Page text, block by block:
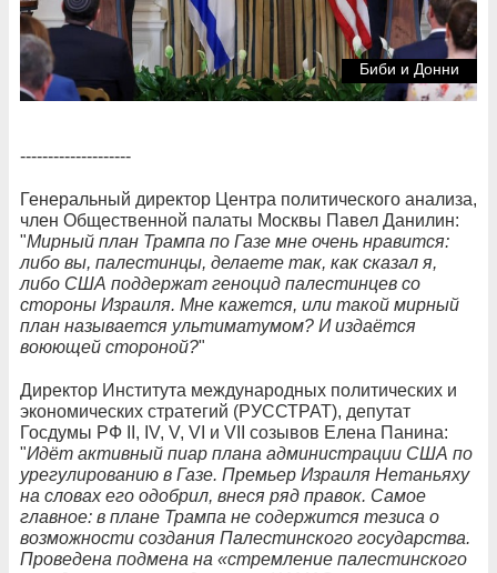
Биби и Донни
--------------------
Генеральный директор Центра политического анализа,
член Общественной палаты Москвы Павел Данилин:
"Мирный план Трампа по Газе мне очень нравится:
либо вы, палестинцы, делаете так, как сказал я,
либо США поддержат геноцид палестинцев со
стороны Израиля. Мне кажется, или такой мирный
план называется ультиматумом? И издаётся
воюющей стороной?"
Директор Института международных политических и
экономических стратегий (РУССТРАТ), депутат
Госдумы РФ II, IV, V, VI и VII созывов Елена Панина:
"Идёт активный пиар плана администрации США по
урегулированию в Газе. Премьер Израиля Нетаньяху
на словах его одобрил, внеся ряд правок. Самое
главное: в плане Трампа не содержится тезиса о
возможности создания Палестинского государства.
Проведена подмена на «стремление палестинского